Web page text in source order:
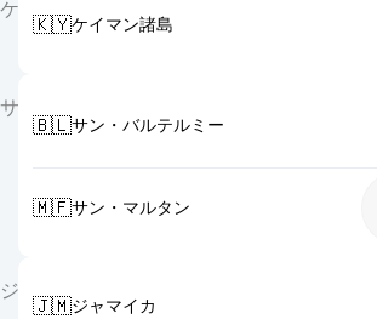
ケ
🇰🇾ケイマン諸島
サ
🇧🇱サン・バルテルミー
🇲🇫サン・マルタン
ジ
🇯🇲ジャマイカ